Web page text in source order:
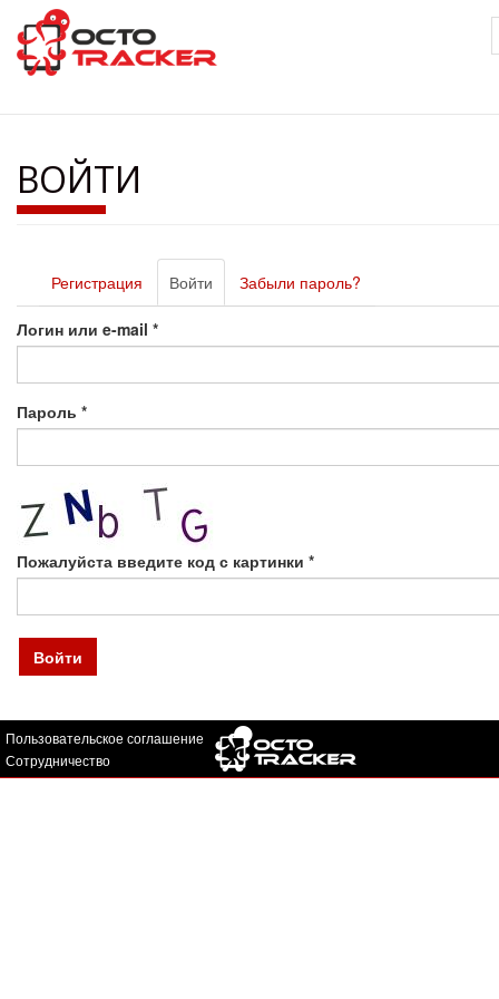
Перейти
основному
содержанию
ВОЙТИ
Главные
вкладки
Регистрация Войти (активная
вкладка)
Забыли пароль?
Логин или e-mail *
Пароль *
Пожалуйста введите код с картинки *
Войти
Пользовательское соглашение
Сотрудничество